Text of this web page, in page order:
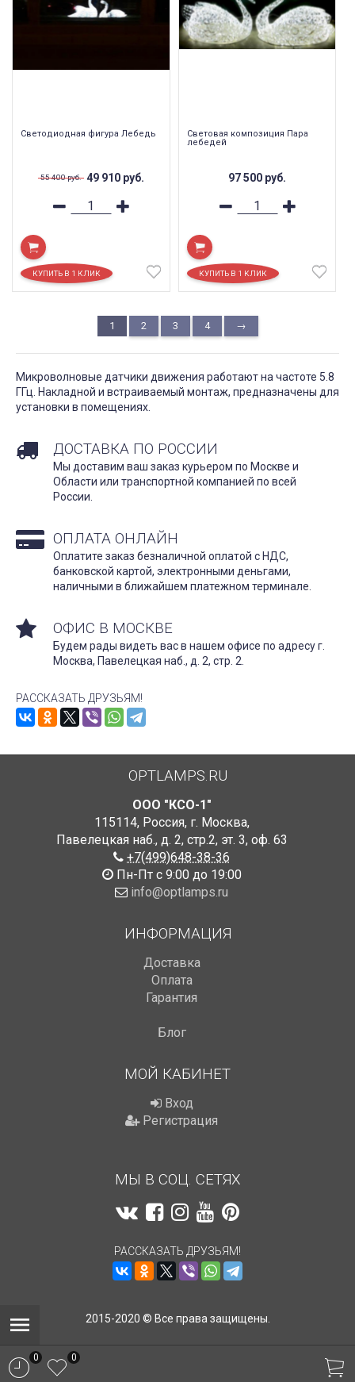
Светодиодная фигура Лебедь
55 400руб. 49 910 руб.
Световая композиция Пара
лебедей
97 500 руб.
1 2 3 4 →
Микроволновые датчики движения работают на частоте 5.8
ГГц. Накладной и встраиваемый монтаж, предназначены для
установки в помещениях.
ДОСТАВКА ПО РОССИИ
Мы доставим ваш заказ курьером по Москве и
Области или транспортной компанией по всей
России.
ОПЛАТА ОНЛАЙН
Оплатите заказ безналичной оплатой с НДС,
банковской картой, электронными деньгами,
наличными в ближайшем платежном терминале.
ОФИС В МОСКВЕ
Будем рады видеть вас в нашем офисе по адресу г.
Москва, Павелецкая наб., д. 2, стр. 2.
РАССКАЗАТЬ ДРУЗЬЯМ!
OPTLAMPS.RU
ООО "КСО-1"
115114, Россия, г. Москва,
Павелецкая наб., д. 2, стр.2, эт. 3, оф. 63
+7(499)648-38-36
Пн-Пт с 9:00 до 19:00
info@optlamps.ru
ИНФОРМАЦИЯ
Доставка
Оплата
Гарантия
Блог
МОЙ КАБИНЕТ
Вход
Регистрация
МЫ В СОЦ. СЕТЯХ
РАССКАЗАТЬ ДРУЗЬЯМ!
2015-2020 © Все права защищены.
0 0